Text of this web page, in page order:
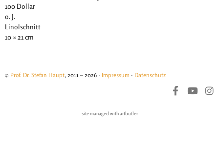
100 Dollar
o. J.
Linolschnitt
10 × 21 cm
© Prof. Dr. Stefan Haupt, 2011 – 2026 · Impressum · Datenschutz
site managed with artbutler